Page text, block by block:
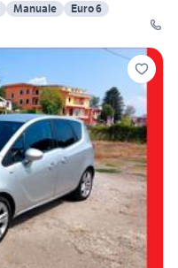
Manuale
Euro 6